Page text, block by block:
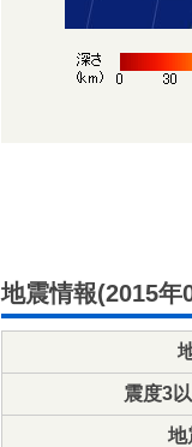
地震情報(2015年
震度3
地